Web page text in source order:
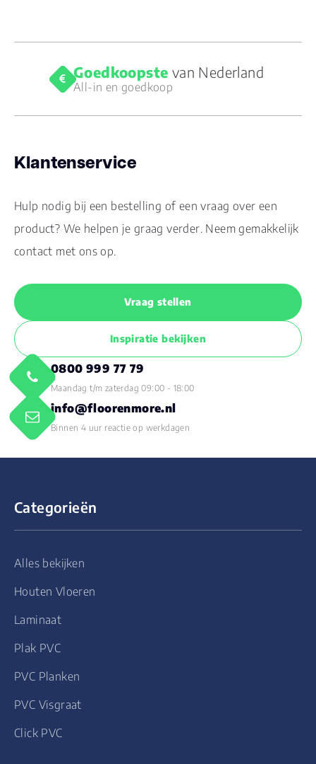
Goedkoopste van Nederland
All-in en goedkoop
Klantenservice
Hulp nodig bij een bestelling of een vraag over een
product? We helpen je graag verder. Neem gemakkelijk
contact met ons op.
Vraag stellen
Inspiratie bekijken
0800 999 77 79
Maandag t/m zaterdag 09:00 - 18:00
info@floorenmore.nl
Binnen 4 uur reactie op werkdagen
Categorieën
Alles bekijken
Houten Vloeren
Laminaat
Plak PVC
PVC Planken
PVC Visgraat
Click PVC